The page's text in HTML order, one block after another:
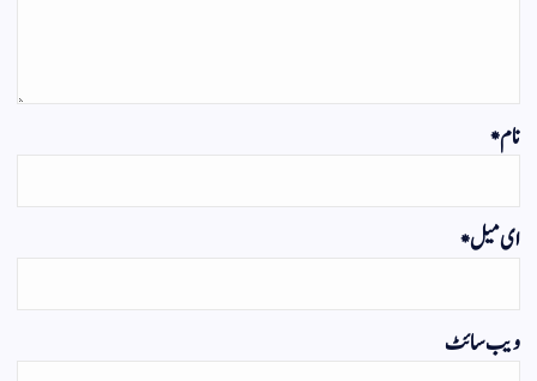
نام*
ای میل*
ویب‌ سائٹ